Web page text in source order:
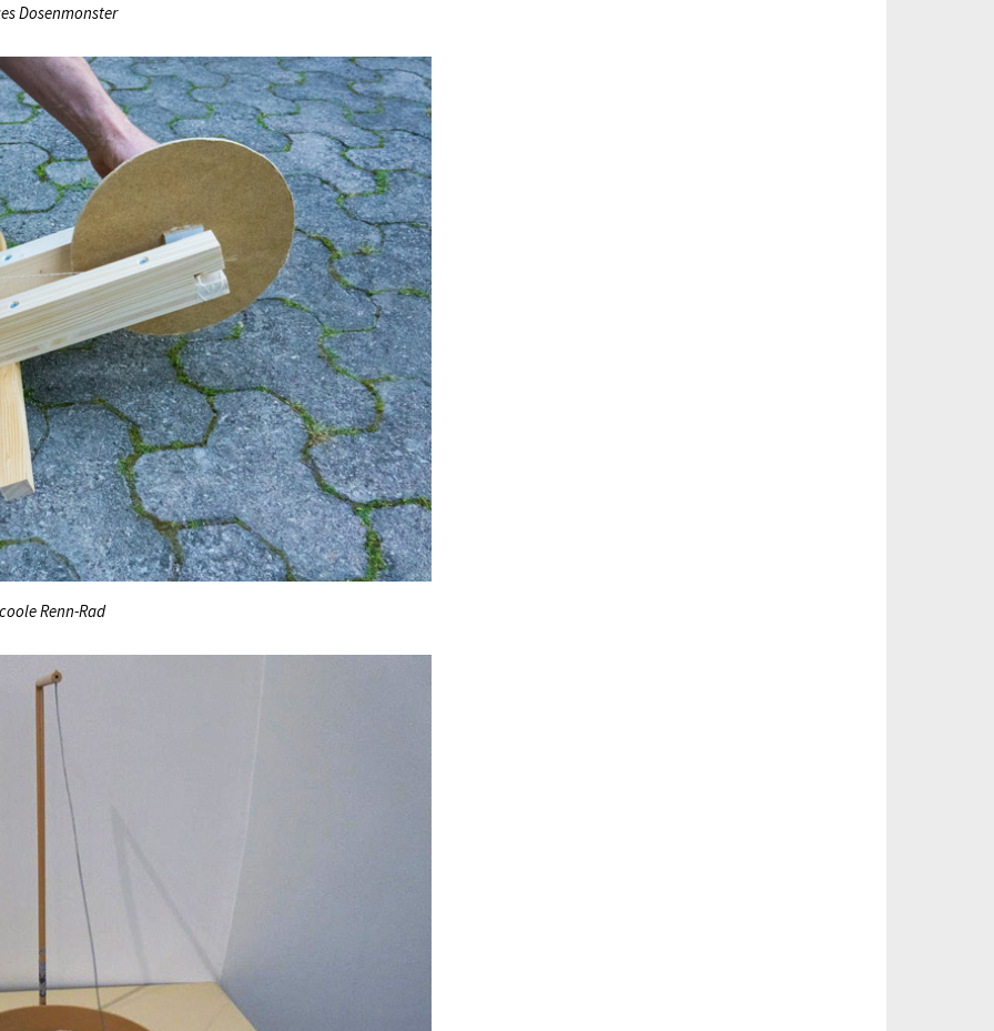
Dosenmonster
Renn-Rad